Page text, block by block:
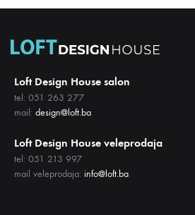
Loft Design House salon
tel: 051 263 277
mail: design@loft.ba
Loft Design House veleprodaja
tel: 051 213 997
mail veleprodaja: info@loft.ba